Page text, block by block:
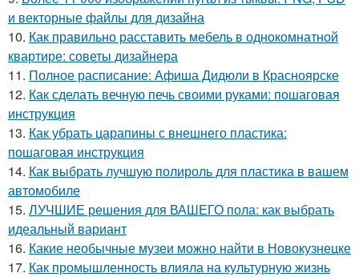
и векторные файлы для дизайна
10. Как правильно расставить мебель в однокомнатной
квартире: советы дизайнера
11. Полное расписание: Афиша Дидюли в Красноярске
12. Как сделать вечную печь своими руками: пошаговая
инструкция
13. Как убрать царапины с внешнего пластика:
пошаговая инструкция
14. Как выбрать лучшую полироль для пластика в вашем
автомобиле
15. ЛУЧШИЕ решения для ВАШЕГО пола: как выбрать
идеальный вариант
16. Какие необычные музеи можно найти в Новокузнецке
17. Как промышленность влияла на культурную жизнь